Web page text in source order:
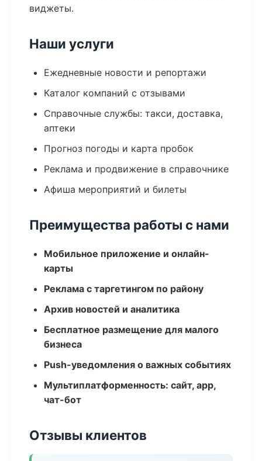
виджеты.
Наши услуги
Ежедневные новости и репортажи
Каталог компаний с отзывами
Справочные службы: такси, доставка,
аптеки
Прогноз погоды и карта пробок
Реклама и продвижение в справочнике
Афиша мероприятий и билеты
Преимущества работы с нами
Мобильное приложение и онлайн-
карты
Реклама с таргетингом по району
Архив новостей и аналитика
Бесплатное размещение для малого
бизнеса
Push-уведомления о важных событиях
Мультиплатформенность: сайт, app,
чат-бот
Отзывы клиентов